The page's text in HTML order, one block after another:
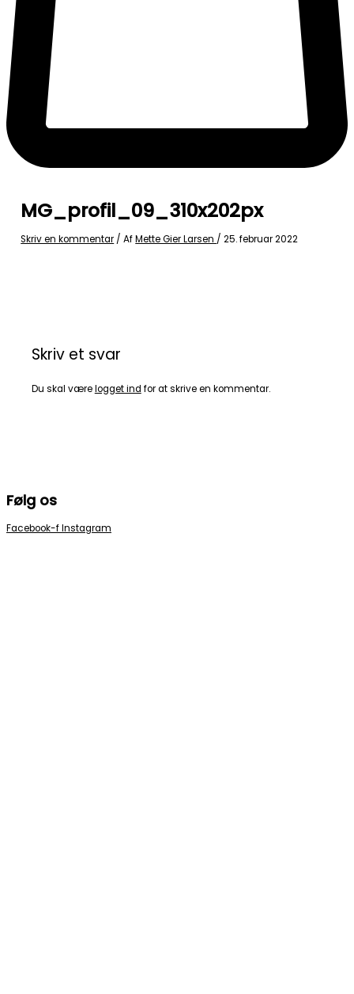
MG_profil_09_310x202px
Skriv en kommentar / AfMette Gier Larsen /25. februar 2022
Skriv et svar
Du skal værelogget ind for at skrive en kommentar.
Følg os
Facebook-fInstagram